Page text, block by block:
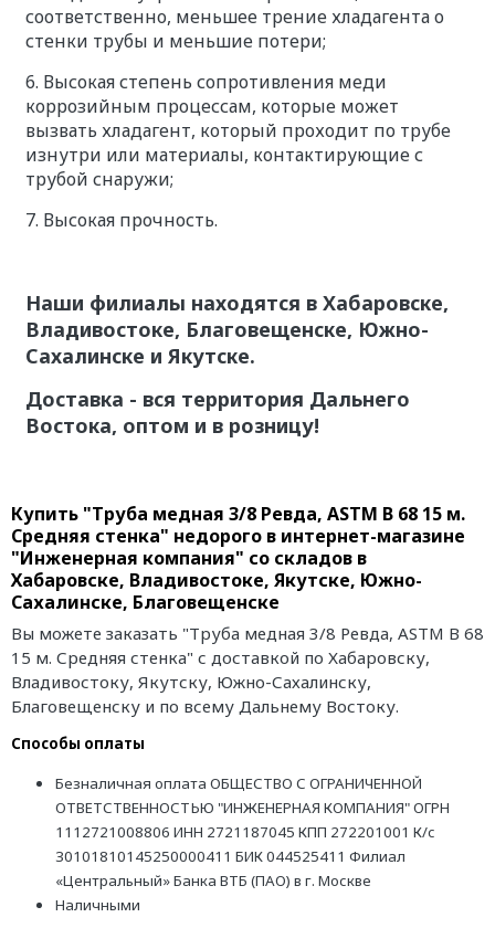
соответственно, меньшее трение хладагента о
стенки трубы и меньшие потери;
6. Высокая степень сопротивления меди
коррозийным процессам, которые может
вызвать хладагент, который проходит по трубе
изнутри или материалы, контактирующие с
трубой снаружи;
7. Высокая прочность.
Наши филиалы находятся в Хабаровске,
Владивостоке, Благовещенске, Южно-
Сахалинске и Якутске.
Доставка - вся территория Дальнего
Востока, оптом и в розницу!
Купить "Труба медная 3/8 Ревда, ASTM B 68 15 м.
Средняя стенка" недорого в интернет-магазине
"Инженерная компания" со складов в
Хабаровске, Владивостоке, Якутске, Южно-
Сахалинске, Благовещенске
Вы можете заказать "Труба медная 3/8 Ревда, ASTM B 68
15 м. Средняя стенка" с доставкой по Хабаровску,
Владивостоку, Якутску, Южно-Сахалинску,
Благовещенску и по всему Дальнему Востоку.
Способы оплаты
Безналичная оплата ОБЩЕСТВО С ОГРАНИЧЕННОЙ
ОТВЕТСТВЕННОСТЬЮ "ИНЖЕНЕРНАЯ КОМПАНИЯ" ОГРН
1112721008806 ИНН 2721187045 КПП 272201001 К/с
30101810145250000411 БИК 044525411 Филиал
«Центральный» Банка ВТБ (ПАО) в г. Москве
Наличными